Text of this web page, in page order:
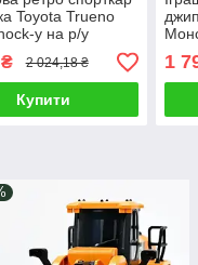
Toyota Trueno
y на р/у
для дрифту і
світло пар 4х4
2 024,18 ₴
Купити
1:16
1